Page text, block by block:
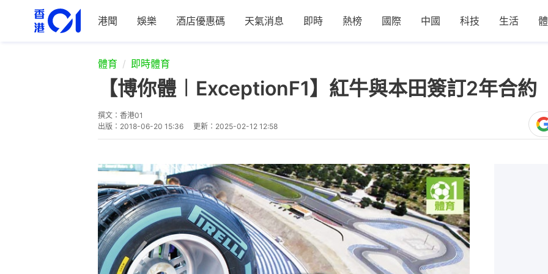
港聞 娛樂 酒店優惠碼 天氣消息 即時 熱榜 國際 中國 科技 生活
體育 即時體育
【博你體︱ExceptionF1】紅牛與本田簽訂2年合
撰文： 香港01
出版： 2018-06-20 15:36 更新： 2025-02-12 12:58